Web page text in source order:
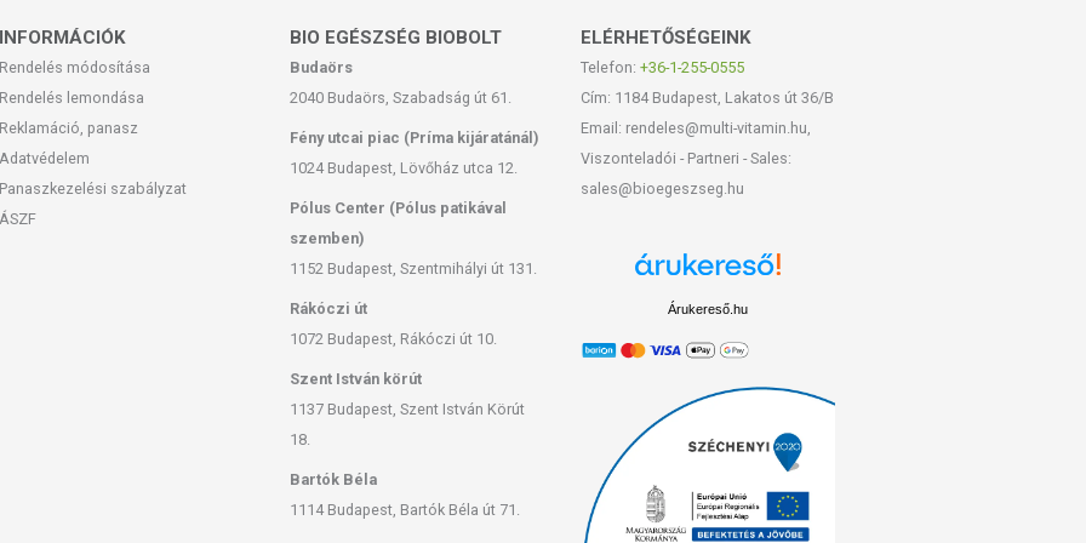
forrás szerint támogatja a pajzsmirigy megfelelő működését.
a szervezet a noradrenalint és a dopamint termeli; stresszoldó
következtében a noradrenalin lebomlik) és megelőzheti a
kialakulását.*
előállításához szükséges összetevő, ezért a megfelelő
nagyon fontos.*
alulműködés fennállásakor igen, viszont túlzott
hogy részben a pajzsmirigyhormon termelését stimulálhatja*,
ezáltal segítve az LDL (Low Density Lipoprotein)
INFORMÁCIÓK
Rendelés módosítása
Rendelés lemondása
Reklamáció, panasz
Adatvédelem
Panaszkezelési szabályzat
ÁSZF
BIO EGÉSZSÉG BIOBOLT
Budaörs
2040 Budaörs, Szabadság út 61.
Fény utcai piac (Príma kijáratánál)
1024 Budapest, Lövőház utca 12.
Pólus Center (Pólus patikával
szemben)
1152 Budapest, Szentmihályi út 131.
Rákóczi út
1072 Budapest, Rákóczi út 10.
Szent István körút
1137 Budapest, Szent István Körút
18.
Bartók Béla
1114 Budapest, Bartók Béla út 71.
ELÉRHETŐSÉGEINK
Telefon: +36-1-255-0555
Cím: 1184 Budapest, Lakatos út 36/B
Email: rendeles@multi-vitamin.hu,
Viszonteladói - Partneri - Sales:
sales@bioegeszseg.hu
Árukereső.hu